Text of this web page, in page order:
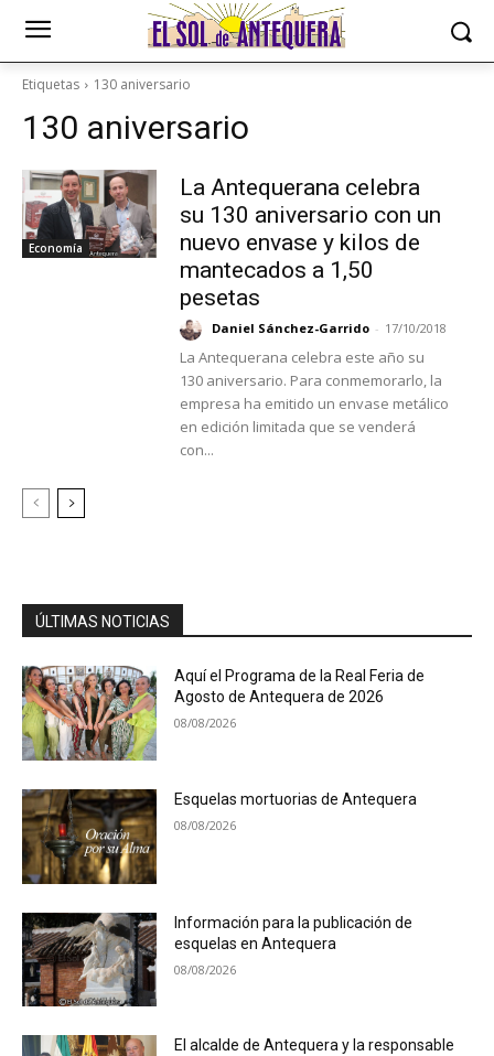
Etiquetas 130 aniversario
130 aniversario
Economía
La Antequerana celebra
su 130 aniversario con un
nuevo envase y kilos de
mantecados a 1,50
pesetas
Daniel Sánchez-Garrido - 17/10/2018
La Antequerana celebra este año su
130 aniversario. Para conmemorarlo, la
empresa ha emitido un envase metálico
en edición limitada que se venderá
con...
ÚLTIMAS NOTICIAS
Aquí el Programa de la Real Feria de
Agosto de Antequera de 2026
08/08/2026
Esquelas mortuorias de Antequera
08/08/2026
Información para la publicación de
esquelas en Antequera
08/08/2026
El alcalde de Antequera y la responsable